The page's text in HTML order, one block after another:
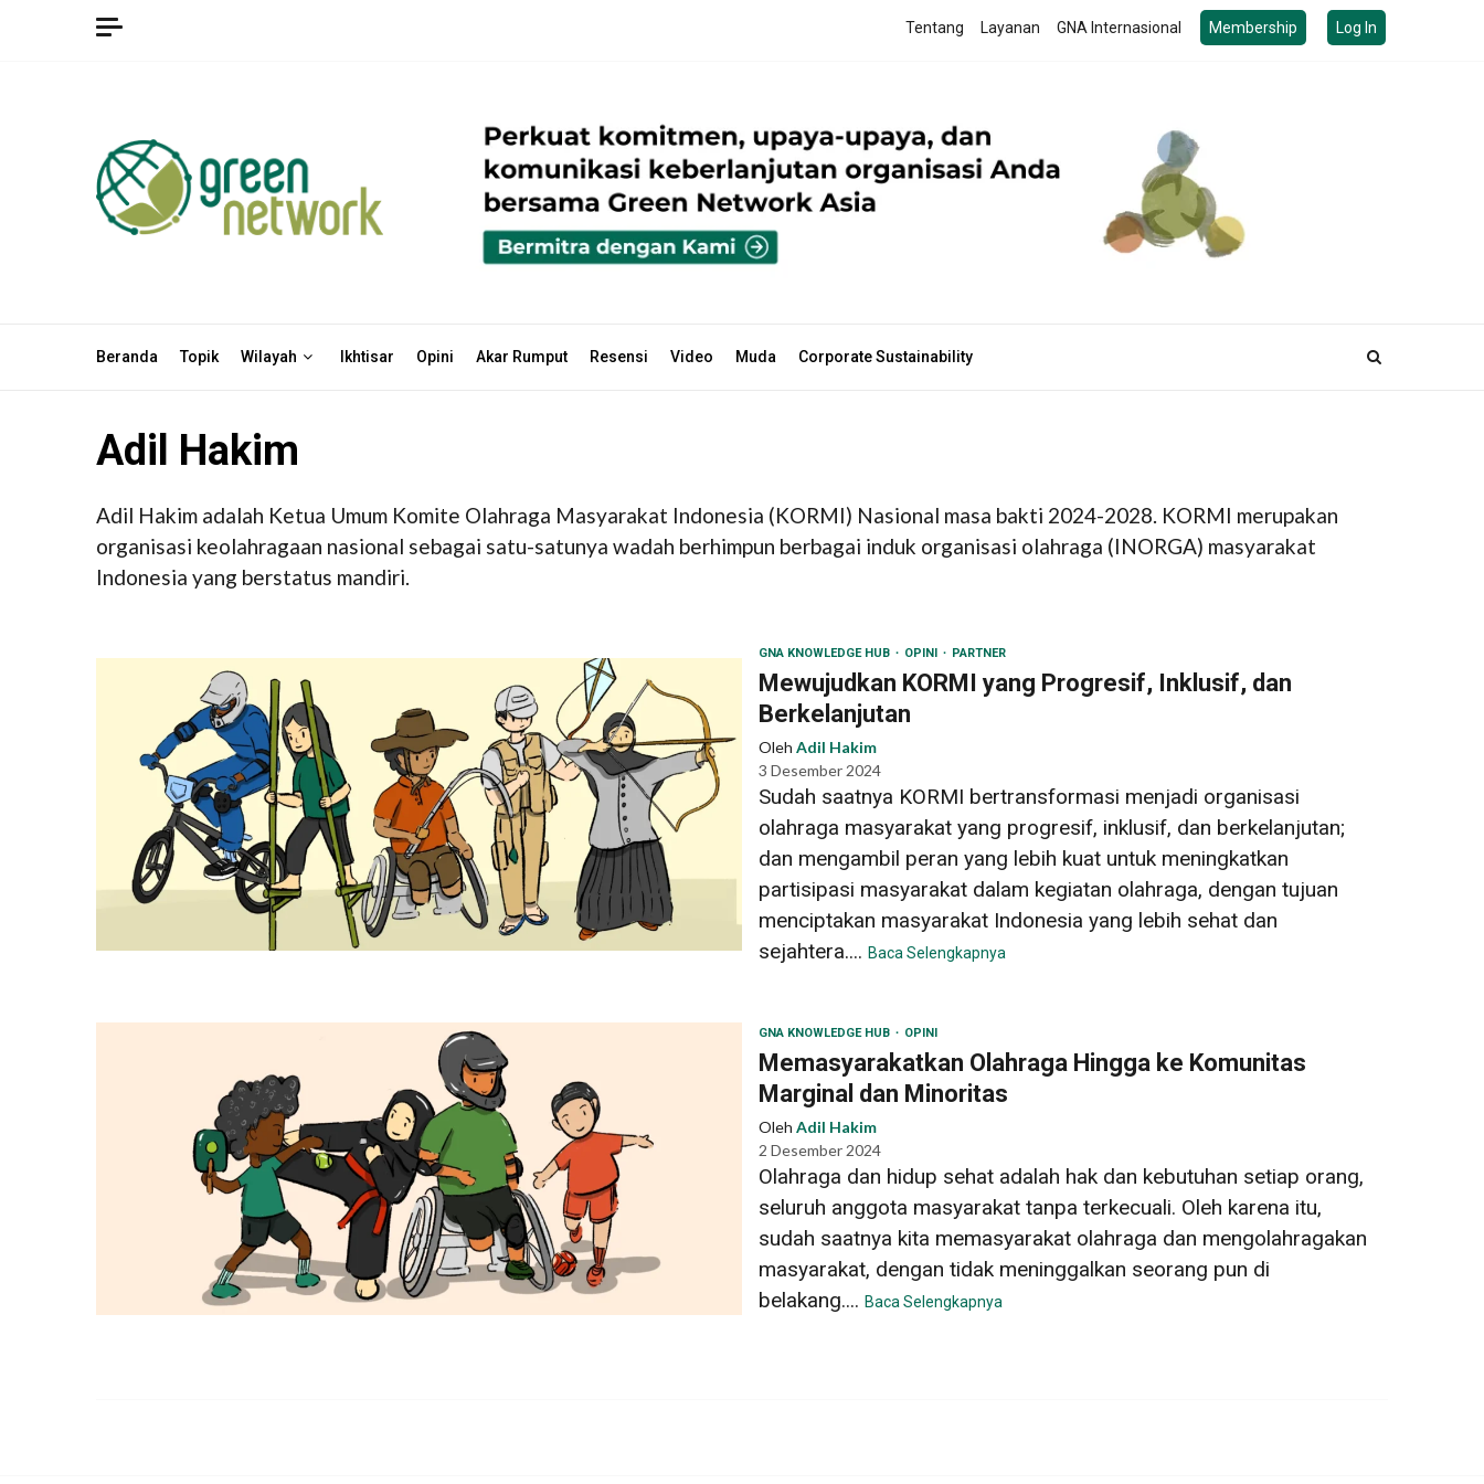
Tentang Layanan GNA Internasional Membership Log In
Beranda Topik Wilayah Ikhtisar Opini Akar Rumput Resensi Video Muda Corporate Sustainability
Adil Hakim
Adil Hakim adalah Ketua Umum Komite Olahraga Masyarakat Indonesia (KORMI) Nasional masa bakti 2024-2028. KORMI merupakan
organisasi keolahragaan nasional sebagai satu-satunya wadah berhimpun berbagai induk organisasi olahraga (INORGA) masyarakat
Indonesia yang berstatus mandiri.
GNA KNOWLEDGE HUB OPINI PARTNER
Mewujudkan KORMI yang Progresif, Inklusif, dan
Berkelanjutan
Oleh Adil Hakim
3 Desember 2024
Sudah saatnya KORMI bertransformasi menjadi organisasi
olahraga masyarakat yang progresif, inklusif, dan berkelanjutan;
dan mengambil peran yang lebih kuat untuk meningkatkan
partisipasi masyarakat dalam kegiatan olahraga, dengan tujuan
menciptakan masyarakat Indonesia yang lebih sehat dan
sejahtera.... Baca Selengkapnya
GNA KNOWLEDGE HUB OPINI
Memasyarakatkan Olahraga Hingga ke Komunitas
Marginal dan Minoritas
Oleh Adil Hakim
2 Desember 2024
Olahraga dan hidup sehat adalah hak dan kebutuhan setiap orang,
seluruh anggota masyarakat tanpa terkecuali. Oleh karena itu,
sudah saatnya kita memasyarakat olahraga dan mengolahragakan
masyarakat, dengan tidak meninggalkan seorang pun di
belakang.... Baca Selengkapnya